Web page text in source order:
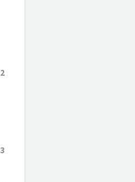
2
3